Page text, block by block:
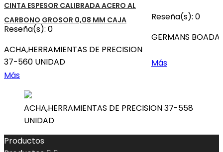
CINTA ESPESOR CALIBRADA ACERO AL
CARBONO GROSOR 0,08 MM CAJA
Reseña(s): 0
ACHA,HERRAMIENTAS DE PRECISION
37-560 UNIDAD
Más
Reseña(s): 0
GERMANS
Más
ACHA,HERRAMIENTAS DE PRECISION 37-558
UNIDAD
Productos